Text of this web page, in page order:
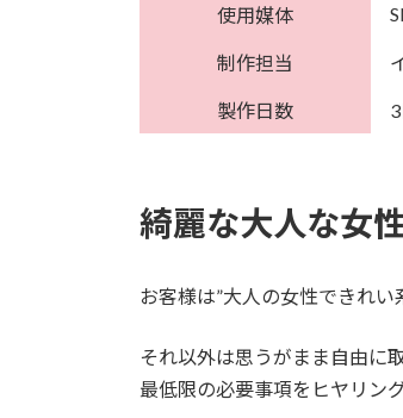
使用媒体
制作担当
製作日数
綺麗な大人な女
お客様は”大人の女性できれい
それ以外は思うがまま自由に
最低限の必要事項をヒヤリン